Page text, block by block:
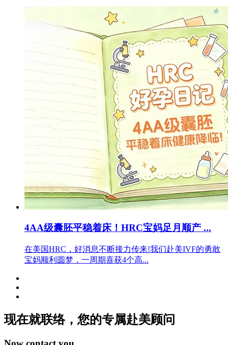
4AA级囊胚平稳着床！HRC宝妈足月顺产 ...
在美国HRC，好消息不断接力传来!我们赴美IVF的勇敢
宝妈顺利圆梦，一周期喜获4个高...
现在就联络，您的专属赴美顾问